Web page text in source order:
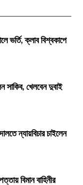
ভর্তি, ক্লাব বিশ্বকাপে
সাকিব, খেলবেন দুবাই
ন্যায়বিচার চাইলেন
বিমান বাহিনীর